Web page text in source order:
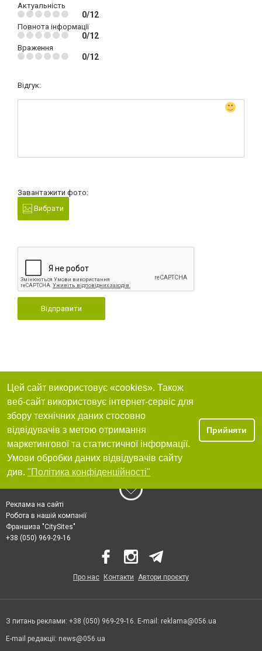
Актуальність
0/12
Повнота інформації
0/12
Враження
0/12
Відгук:
Завантажити фото:
Вибрати
Відправити
Цей сайт використовує «cookies». Також
веб-сайт використовує інтернет-сервіс для
збору технічних даних стосовно
відвідувачів з метою отримання
маркетингової та статистичної інформації.
Умови обробки даних відвідувачів сайту
див. "Політика конфіденційності"
Прийняти
Реклама на сайті
Робота в нашій компанії
Франшиза "CitySites"
+38 (050) 969-29-16
Про нас Контакти Автори проєкту
З питань реклами: +38 (050) 969-29-16. E-mail: reklama@056.ua
E-mail редакції: news@056.ua